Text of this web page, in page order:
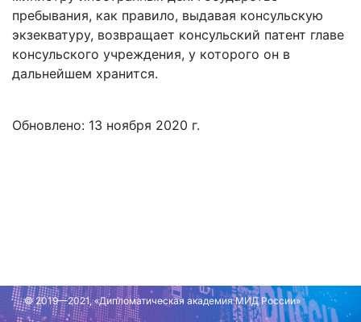
пребывания, как правило, выдавая консульскую
экзекватуру, возвращает консульский патент главе
консульского учреждения, у которого он в
дальнейшем хранится.
Обновлено: 13 ноября 2020 г.
© 2019—2021, «Дипломатическая академия МИД России»